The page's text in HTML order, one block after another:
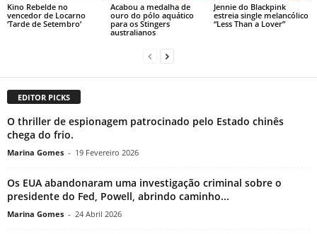
Kino Rebelde no
vencedor de Locarno
‘Tarde de Setembro’
Acabou a medalha de
ouro do pólo aquático
para os Stingers
australianos
Jennie do Blackpink
estreia single melancólico
“Less Than a Lover”
EDITOR PICKS
O thriller de espionagem patrocinado pelo Estado chinês
chega do frio.
Marina Gomes - 19 Fevereiro 2026
Os EUA abandonaram uma investigação criminal sobre o
presidente do Fed, Powell, abrindo caminho...
Marina Gomes - 24 Abril 2026